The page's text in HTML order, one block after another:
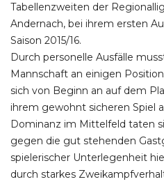
Tabellenzweiten der
Andernach, bei ihrem ersten
Saison 2015/16.
Durch personelle Ausfälle
Mannschaft an einigen
sich von Beginn an auf dem
ihrem gewohnt sicheren Spiel
Dominanz im Mittelfeld taten
gegen die gut stehenden
spielerischer Unterlegenheit
durch starkes